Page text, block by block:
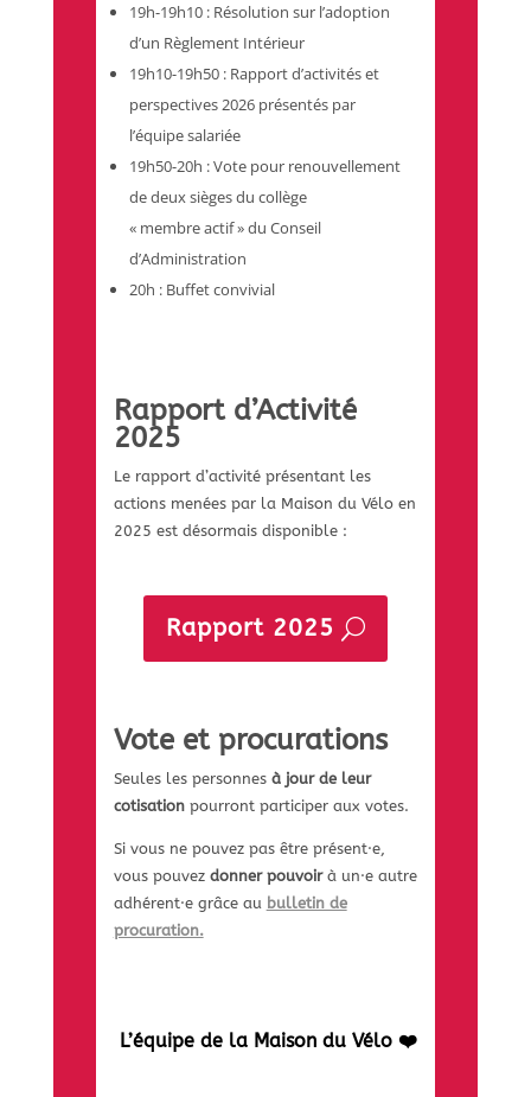
19h-19h10 : Résolution sur l’adoption
d’un Règlement Intérieur
19h10-19h50 : Rapport d’activités et
perspectives 2026 présentés par
l’équipe salariée
19h50-20h : Vote pour renouvellement
de deux sièges du collège
« membre actif » du Conseil
d’Administration
20h : Buffet convivial
Rapport d’Activité
2025
Le rapport d’activité présentant les
actions menées par la Maison du Vélo en
2025 est désormais disponible :
Rapport 2025
Vote et procurations
Seules les personnes à jour de leur
cotisationpourront participer aux votes.
Si vous ne pouvez pas être présent·e,
vous pouvez donner pouvoirà un·e autre
adhérent·e grâce au bulletin de
procuration.
L’équipe de la Maison du Vélo ❤️